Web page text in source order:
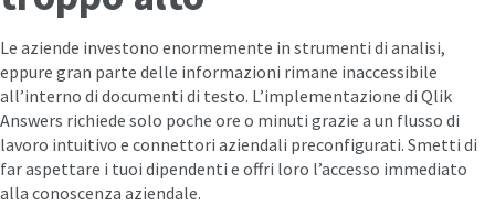
Le aziende investono enormemente in strumenti di analisi,
eppure gran parte delle informazioni rimane inaccessibile
all’interno di documenti di testo. L’implementazione di Qlik
Answers richiede solo poche ore o minuti grazie a un flusso di
lavoro intuitivo e connettori aziendali preconfigurati. Smetti di
far aspettare i tuoi dipendenti e offri loro l’accesso immediato
alla conoscenza aziendale.